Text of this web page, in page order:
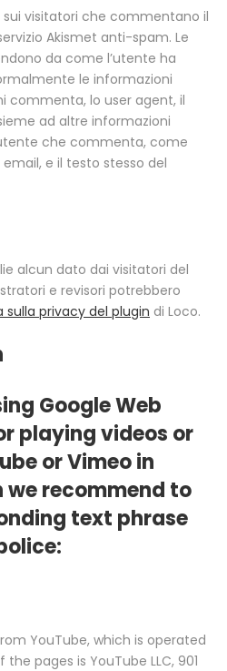
visitatori che commentano il
Akismet anti-spam. Le
da come l’utente ha
le informazioni
commenta, lo user agent, il
ad altre informazioni
che commenta, come
e il testo stesso del
alcun dato dai visitatori del
e revisori potrebbero
privacy del plugin di Loco.
Google Web
playing videos or
or Vimeo in
we recommend to
text phrase
YouTube, which is operated
pages is YouTube LLC, 901